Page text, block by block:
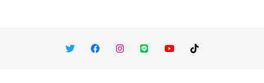
TwitterFacebookInstagram
LINE You TubeTikTok